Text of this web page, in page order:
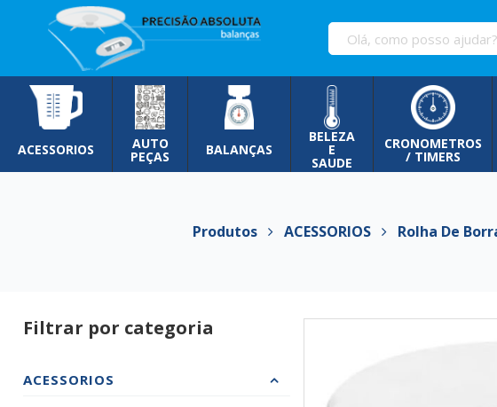
Pular
para
conteúdo
ACESSORIOS AUTO
PEÇAS BALANÇAS
BELEZA
E
SAUDE
CRONOMETROS
/ TIMERS
Produtos ACESSORIOS Rolha De
Filtrar por categoria
ACESSORIOS